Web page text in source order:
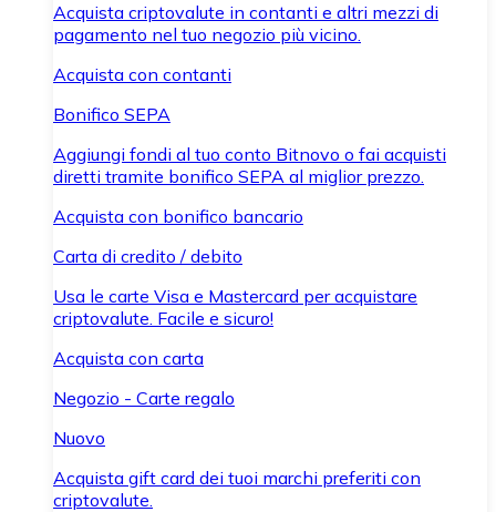
Acquista criptovalute in contanti e altri mezzi di
pagamento nel tuo negozio più vicino.
Acquista con contanti
Bonifico SEPA
Aggiungi fondi al tuo conto Bitnovo o fai acquisti
diretti tramite bonifico SEPA al miglior prezzo.
Acquista con bonifico bancario
Carta di credito / debito
Usa le carte Visa e Mastercard per acquistare
criptovalute. Facile e sicuro!
Acquista con carta
Negozio - Carte regalo
Nuovo
Acquista gift card dei tuoi marchi preferiti con
criptovalute.